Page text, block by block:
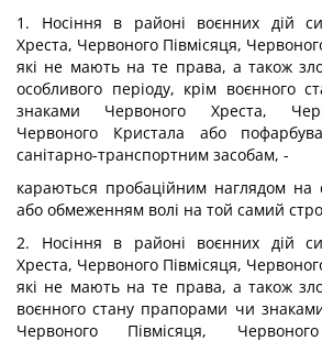
1. Носіння в районі воєнних дій
Хреста, Червоного Півмісяця,
які не мають на те права, а також
особливого періоду, крім воєнного
знаками Червоного Хреста,
Червоного Кристала або
санітарно-транспортним засобам, -
караються пробаційним наглядом на
або обмеженням волі на той самий
2. Носіння в районі воєнних дій
Хреста, Червоного Півмісяця,
які не мають на те права, а також
воєнного стану прапорами чи
Червоного Півмісяця,